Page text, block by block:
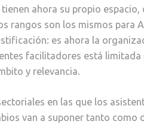
ahora su propio
rangos son los mismos para
es ahora la
facilitadores está
y relevancia.
en las que los
van a suponer tanto